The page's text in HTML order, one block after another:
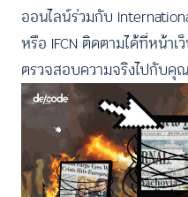
ออนไลน์ร่วมกับ
หรือ IFCN ติดตามได้ที่หน้า
ตรวจสอบความจริงไปกับคุ